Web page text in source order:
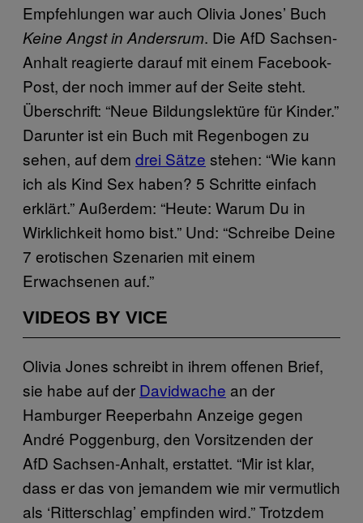
Empfehlungen war auch Olivia Jones’ Buch
Keine Angst in Andersrum. Die AfD Sachsen-
Anhalt reagierte darauf mit einem Facebook-
Post, der noch immer auf der Seite steht.
Überschrift: “Neue Bildungslektüre für Kinder.”
Darunter ist ein Buch mit Regenbogen zu
sehen, auf dem drei Sätze stehen: “Wie kann
ich als Kind Sex haben? 5 Schritte einfach
erklärt.” Außerdem: “Heute: Warum Du in
Wirklichkeit homo bist.” Und: “Schreibe Deine
7 erotischen Szenarien mit einem
Erwachsenen auf.”
VIDEOS BY VICE
Olivia Jones schreibt in ihrem offenen Brief,
sie habe auf der Davidwache an der
Hamburger Reeperbahn Anzeige gegen
André Poggenburg, den Vorsitzenden der
AfD Sachsen-Anhalt, erstattet. “Mir ist klar,
dass er das von jemandem wie mir vermutlich
als ‘Ritterschlag’ empfinden wird.” Trotzdem